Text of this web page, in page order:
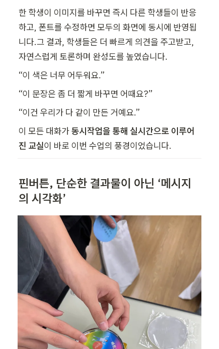
한 학생이 이미지를 바꾸면 즉시 다른 학생들이 반응
하고, 폰트를 수정하면 모두의 화면에 동시에 반영됩
니다.그 결과, 학생들은 더 빠르게 의견을 주고받고,
자연스럽게 토론하며 완성도를 높였습니다.
“이 색은 너무 어두워요.”
“이 문장은 좀 더 짧게 바꾸면 어때요?”
“이건 우리가 다 같이 만든 거예요.”
이 모든 대화가 동시작업을 통해 실시간으로 이루어
진 교실이 바로 이번 수업의 풍경이었습니다.
핀버튼, 단순한 결과물이 아닌 ‘메시지
의 시각화’